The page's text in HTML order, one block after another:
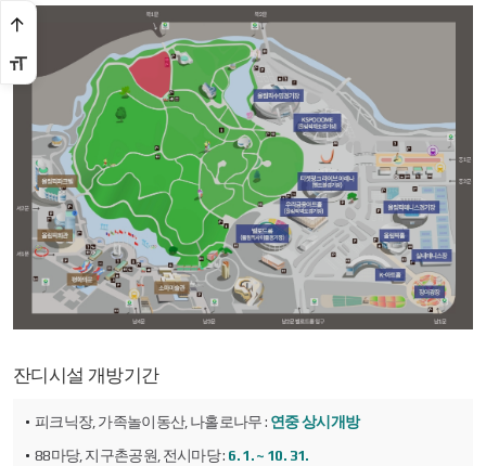
잔디시설 개방기간
피크닉장, 가족놀이동산, 나홀로나무 : 연중 상시개방
88마당, 지구촌공원, 전시마당 : 6. 1. ~ 10. 31.